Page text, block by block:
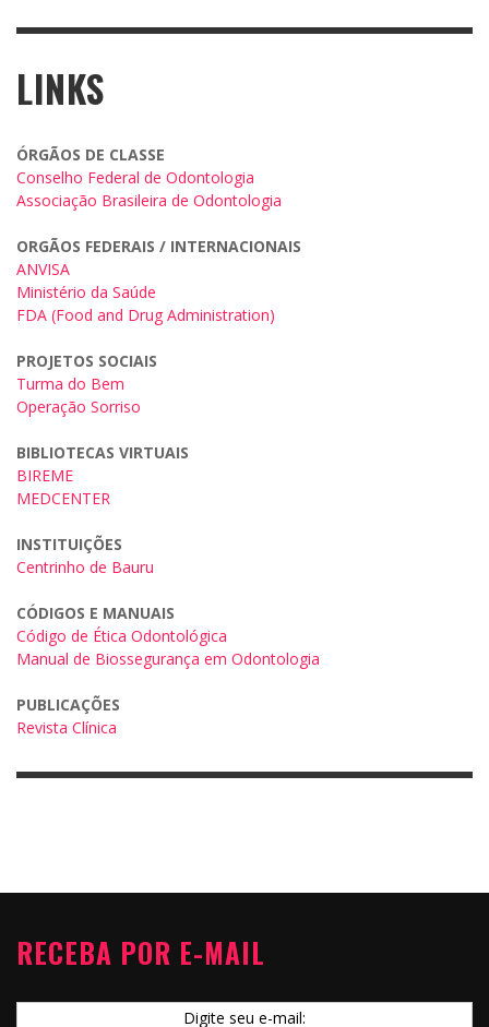
LINKS
ÓRGÃOS DE CLASSE
Conselho Federal de Odontologia
Associação Brasileira de Odontologia
ORGÃOS FEDERAIS / INTERNACIONAIS
ANVISA
Ministério da Saúde
FDA (Food and Drug Administration)
PROJETOS SOCIAIS
Turma do Bem
Operação Sorriso
BIBLIOTECAS VIRTUAIS
BIREME
MEDCENTER
INSTITUIÇÕES
Centrinho de Bauru
CÓDIGOS E MANUAIS
Código de Ética Odontológica
Manual de Biossegurança em Odontologia
PUBLICAÇÕES
Revista Clínica
RECEBA POR E-MAIL
Digite seu e-mail: